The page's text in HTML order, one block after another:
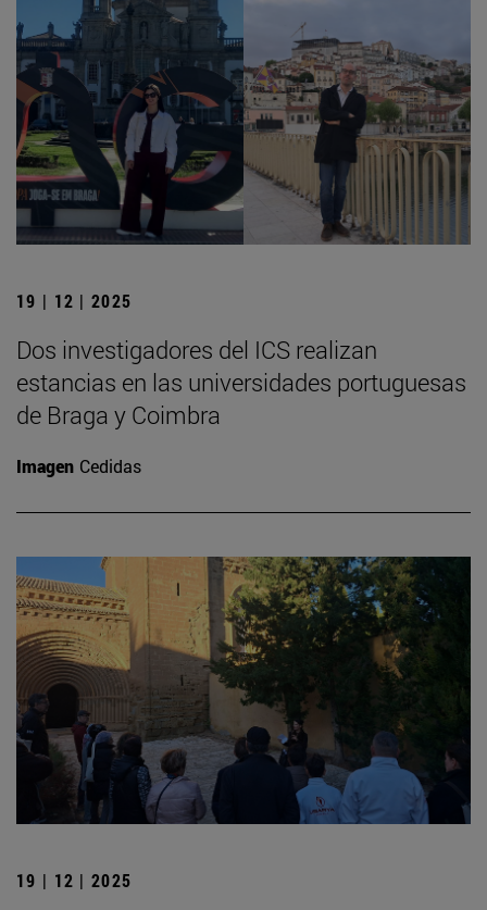
19 | 12 | 2025
Dos investigadores del ICS realizan
estancias en las universidades portuguesas
de Braga y Coimbra
Imagen Cedidas
19 | 12 | 2025